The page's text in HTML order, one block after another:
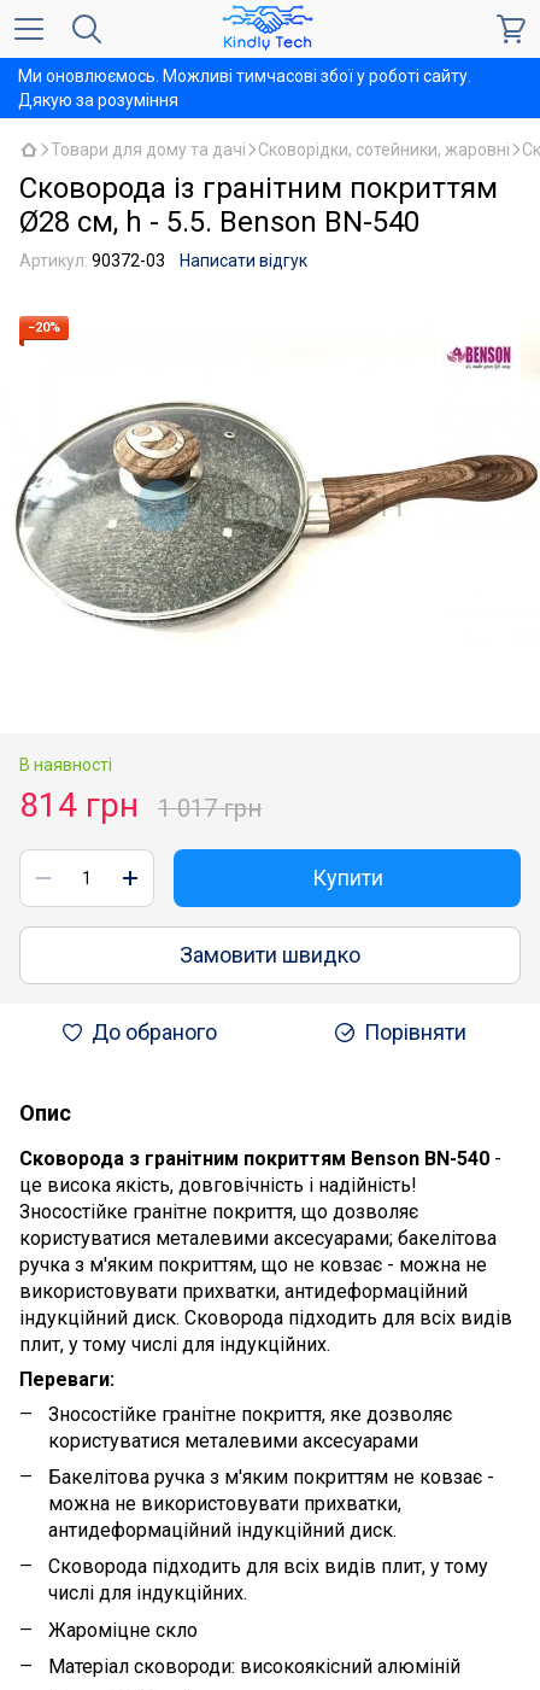
Ми оновлюємось. Можливі тимчасові збої у роботі сайту.
Дякую за розуміння
Товари для дому та дачі Сковорідки, сотейники, жаровні
Сковорода із гранітним покриттям
Ø28 см, h - 5.5. Benson BN-540
Артикул: 90372-03 Написати відгук
−20%
В наявності
814 грн 1 017 грн
Купити
Замовити швидко
До обраного Порівняти
Опис
Сковорода з гранітним покриттям Benson BN-540 -
це висока якість, довговічність і надійність!
Зносостійке гранітне покриття, що дозволяє
користуватися металевими аксесуарами; бакелітова
ручка з м'яким покриттям, що не ковзає - можна не
використовувати прихватки, антидеформаційний
індукційний диск. Сковорода підходить для всіх видів
плит, у тому числі для індукційних.
Переваги:
Зносостійке гранітне покриття, яке дозволяє
користуватися металевими аксесуарами
Бакелітова ручка з м'яким покриттям не ковзає -
можна не використовувати прихватки,
антидеформаційний індукційний диск.
Сковорода підходить для всіх видів плит, у тому
числі для індукційних.
Жароміцне скло
Матеріал сковороди: високоякісний алюміній